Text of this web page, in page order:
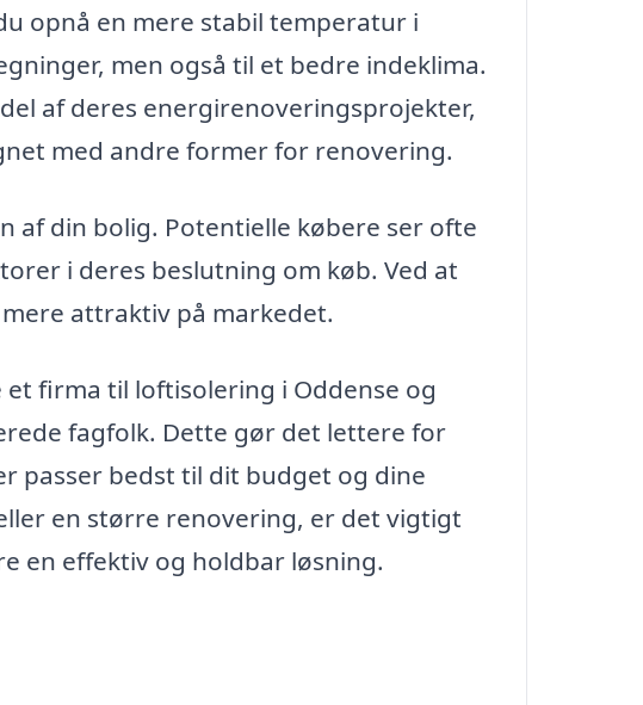
opnå en mere stabil temperatur i
men også til et bedre indeklima.
af deres energirenoveringsprojekter,
med andre former for renovering.
af din bolig. Potentielle købere ser ofte
i deres beslutning om køb. Ved at
attraktiv på markedet.
firma til loftisolering i Oddense og
fagfolk. Dette gør det lettere for
passer bedst til dit budget og dine
en større renovering, er det vigtigt
en effektiv og holdbar løsning.